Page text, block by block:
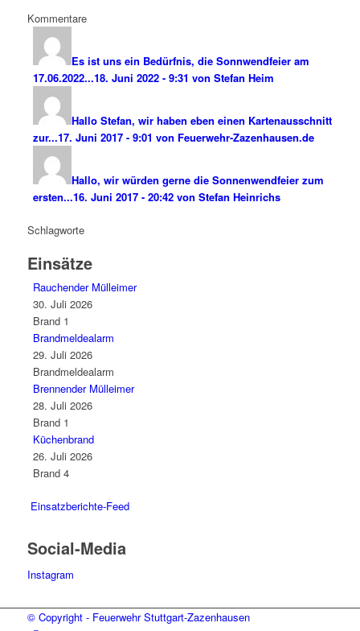
Kommentare
Es ist uns ein Bedürfnis, die Sonnwendfeier am
17.06.2022...18. Juni 2022 - 9:31 von Stefan Heim
Hallo Stefan, wir haben eben einen Kartenausschnitt
zur...17. Juni 2017 - 9:01 von Feuerwehr-Zazenhausen.de
Hallo, wir würden gerne die Sonnenwendfeier zum
ersten...16. Juni 2017 - 20:42 von Stefan Heinrichs
Schlagworte
Einsätze
Rauchender Mülleimer
30. Juli 2026
Brand 1
Brandmeldealarm
29. Juli 2026
Brandmeldealarm
Brennender Mülleimer
28. Juli 2026
Brand 1
Küchenbrand
26. Juli 2026
Brand 4
Einsatzberichte-Feed
Social-Media
Instagram
© Copyright - Feuerwehr Stuttgart-Zazenhausen